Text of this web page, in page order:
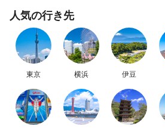
人気の行き先
東京 横浜 伊豆